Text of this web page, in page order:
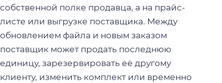
собственной полке продавца, а на прайс-
листе или выгрузке поставщика. Между
обновлением файла и новым заказом
поставщик может продать последнюю
единицу, зарезервировать её другому
клиенту, изменить комплект или временно